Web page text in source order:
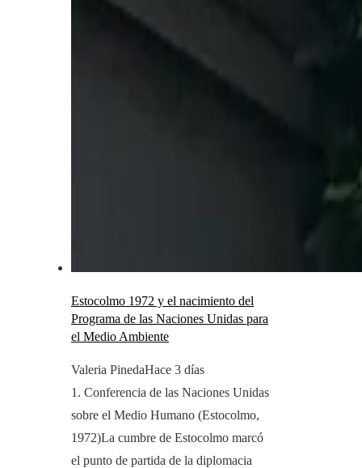
Estocolmo 1972 y el nacimiento del
Programa de las Naciones Unidas para
el Medio Ambiente
Valeria PinedaHace 3 días
1. Conferencia de las Naciones Unidas
sobre el Medio Humano (Estocolmo,
1972)La cumbre de Estocolmo marcó
el punto de partida de la diplomacia